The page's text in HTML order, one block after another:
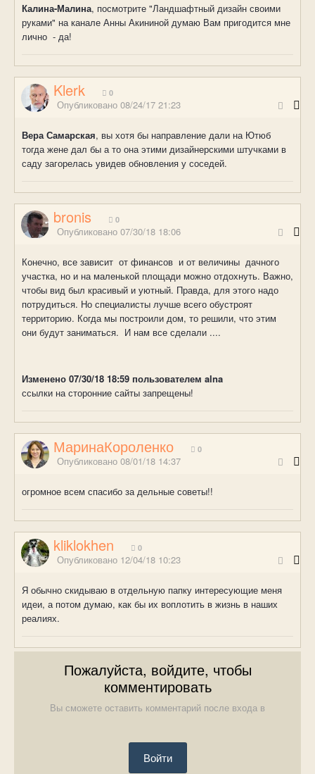
Калина-Малина, посмотрите "Ландшафтный дизайн своими
руками" на канале Анны Акининой думаю Вам пригодится мне
лично - да!
Klerk 0
Опубликовано 08/24/17 21:23
Вера Самарская, вы хотя бы направление дали на Ютюб
тогда жене дал бы а то она этими дизайнерскими штучками в
саду загорелась увидев обновления у соседей.
bronis 0
Опубликовано 07/30/18 18:06
Конечно, все зависит от финансов и от величины дачного
участка, но и на маленькой площади можно отдохнуть. Важно,
чтобы вид был красивый и уютный. Правда, для этого надо
потрудиться. Но специалисты лучше всего обустроят
территорию. Когда мы построили дом, то решили, что этим
они будут заниматься. И нам все сделали ....
Изменено 07/30/18 18:59 пользователем alna
ссылки на сторонние сайты запрещены!
МаринаКороленко 0
Опубликовано 08/01/18 14:37
огромное всем спасибо за дельные советы!!
kliklokhen 0
Опубликовано 12/04/18 10:23
Я обычно скидываю в отдельную папку интересующие меня
идеи, а потом думаю, как бы их воплотить в жизнь в наших
реалиях.
Пожалуйста, войдите, чтобы
комментировать
Вы сможете оставить комментарий после входа в
Войти